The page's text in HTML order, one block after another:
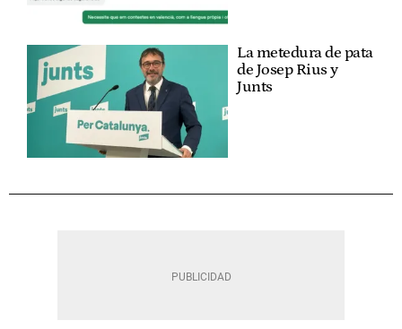
La metedura de pata
de Josep Rius y
Junts